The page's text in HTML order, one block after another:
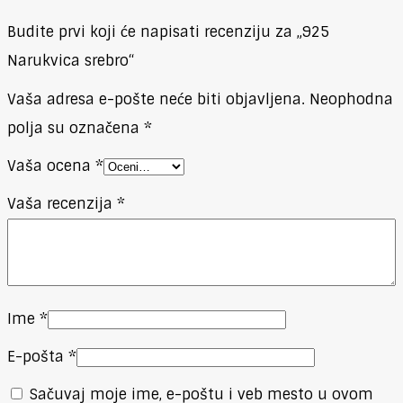
Budite prvi koji će napisati recenziju za „925
Narukvica srebro“
Vaša adresa e-pošte neće biti objavljena. Neophodna
polja su označena *
Vaša ocena *
Vaša recenzija *
Ime *
E-pošta *
Sačuvaj moje ime, e-poštu i veb mesto u ovom